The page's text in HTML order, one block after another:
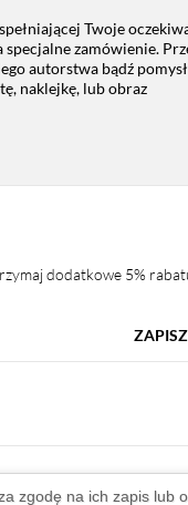
Twoje
zamówienie.
autorstwa bądź
naklejkę, lub obraz
dodatkowe 5%
zgodę na ich zapis lub